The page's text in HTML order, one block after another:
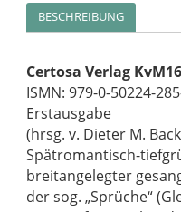
BESCHREIBUNG
Certosa Verlag KvM16
ISMN: 979-0-50224-
Erstausgabe
(hrsg. v. Dieter M.
Spätromantisch-
breitangelegter
der sog. „Sprüche“